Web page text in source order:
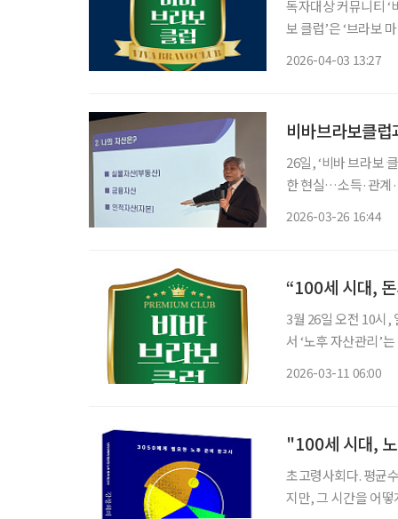
독자대상 커뮤니티 ‘비
보 클럽’은 ‘브라보
2026-04-03 13:27
비바브라보클
26일, ‘비바 브라보
한 현실…소득·관계·역할 설계가 노후 좌
2026-03-26 16:44
“100세 시대,
3월 26일 오전 10시, 일반 참
서 ‘노후 자산관리’
2026-03-11 06:00
"100세 시대, 노
초고령사회다. 평균
지만, 그 시간을 어